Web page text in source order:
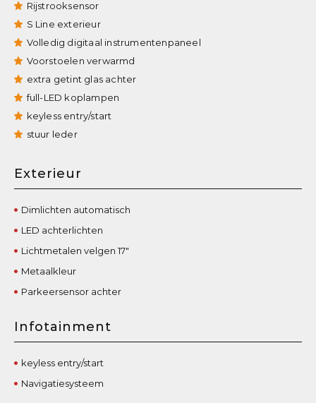
Rijstrooksensor
S Line exterieur
Volledig digitaal instrumentenpaneel
Voorstoelen verwarmd
extra getint glas achter
full-LED koplampen
keyless entry/start
stuur leder
Exterieur
Dimlichten automatisch
LED achterlichten
Lichtmetalen velgen 17"
Metaalkleur
Parkeersensor achter
Infotainment
keyless entry/start
Navigatiesysteem